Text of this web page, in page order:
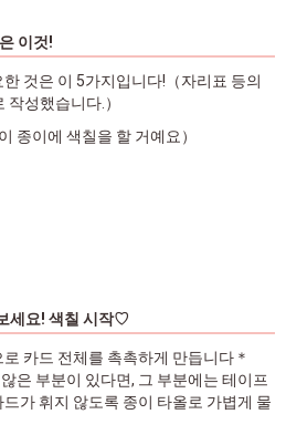
이것!
것은 이 5가지입니다!（자리표 등의
성했습니다.）
종이에 색칠을 할 거예요）
세요! 색칠 시작♡
카드 전체를 촉촉하게 만듭니다＊
은 부분이 있다면, 그 부분에는 테이프
가 휘지 않도록 종이 타올로 가볍게 물